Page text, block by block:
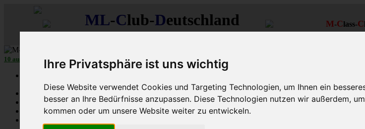
Ihre Privatsphäre ist uns wichtig
Diese Website verwendet Cookies und Targeting Technologien, um Ihnen ein
besser an Ihre Bedürfnisse anzupassen. Diese Technologien nutzen wir außerdem,
kommen oder um unsere Website weiter zu entwickeln.
ML-Club-Deutschland
DerMercedes M-Klasse Club!
M-Class-C
10 aus 27 MLCD -M-Klassen in Grün ...mehr...
Ungelesene
MLCD-Ausstellung
Forennutzer